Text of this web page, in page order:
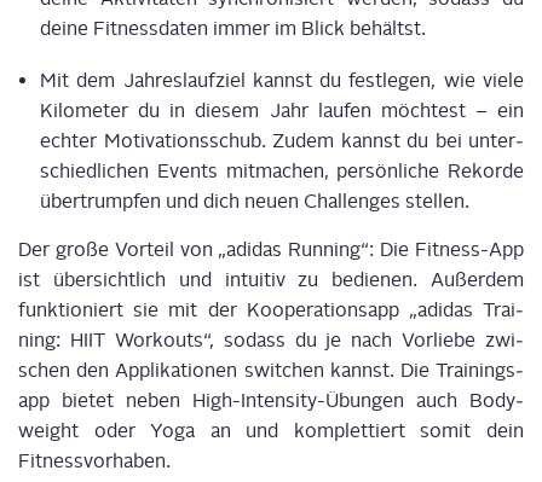
dei­ne Fit­ness­da­ten immer im Blick behältst.
Mit dem Jah­res­lauf­ziel kannst du fest­le­gen, wie vie­le
Kilo­me­ter du in die­sem Jahr lau­fen möch­test – ein
ech­ter Moti­va­ti­ons­schub. Zudem kannst du bei unter­
schied­li­chen Events mit­ma­chen, per­sön­li­che Rekor­de
über­trump­fen und dich neu­en Chal­lenges stellen.
Der gro­ße Vor­teil von „adi­das Run­ning“: Die Fit­ness-App
ist über­sicht­lich und intui­tiv zu bedie­nen. Außer­dem
funk­tio­niert sie mit der Koope­ra­ti­ons­app „adi­das Trai­
ning: HIIT Work­outs“, sodass du je nach Vor­lie­be zwi­
schen den Appli­ka­tio­nen swit­chen kannst. Die Trai­nings­
app bie­tet neben High-Inten­si­ty-Übun­gen auch Body­
weight oder Yoga an und kom­plet­tiert somit dein
Fitnessvorhaben.